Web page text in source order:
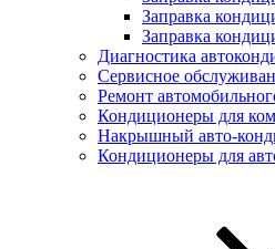
Заправка
Заправка
Диагностика
Сервисное
Ремонт
Кондиционеры для
Накрышный авто-
Кондиционеры для